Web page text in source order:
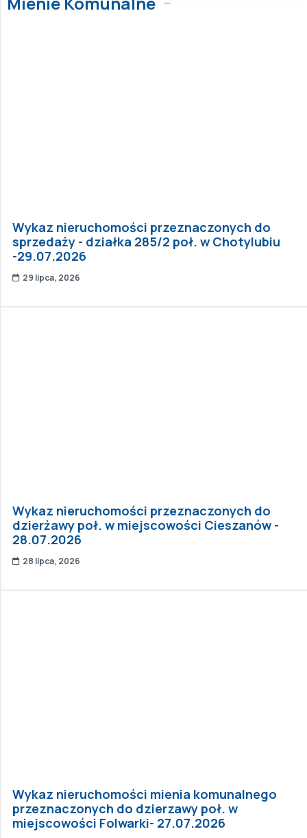
Wykaz nieruchomości przeznaczonych do
sprzedaży - działka 285/2 poł. w Chotylubiu
-29.07.2026
29 lipca, 2026
Wykaz nieruchomości przeznaczonych do
dzierżawy poł. w miejscowości Cieszanów -
28.07.2026
28 lipca, 2026
Wykaz nieruchomości mienia komunalnego
przeznaczonych do dzierzawy poł. w
miejscowości Folwarki- 27.07.2026